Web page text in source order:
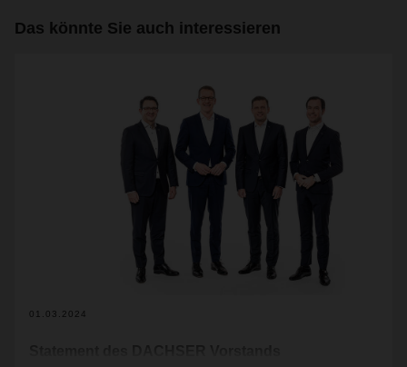
Das könnte Sie auch interessieren
01.03.2024